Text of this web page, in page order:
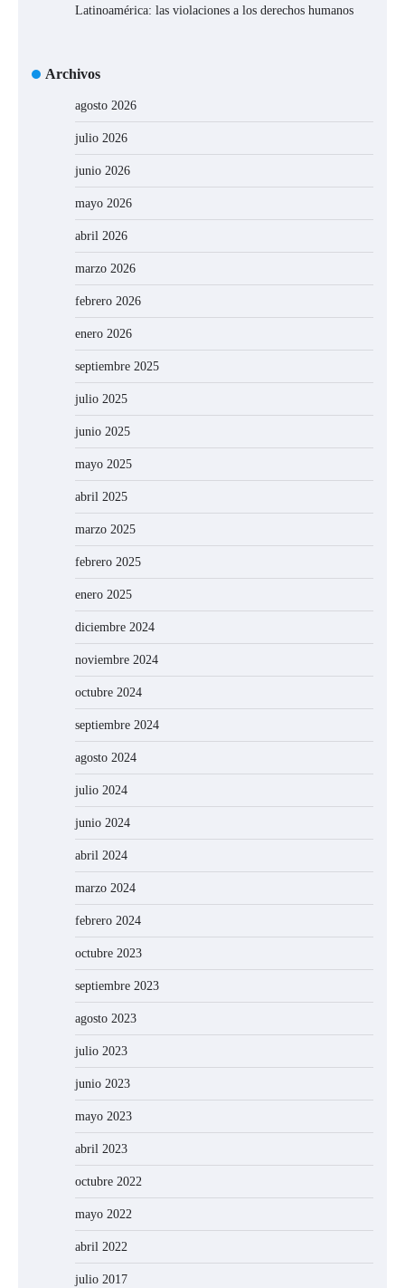
Latinoamérica: las violaciones a los derechos humanos
Archivos
agosto 2026
julio 2026
junio 2026
mayo 2026
abril 2026
marzo 2026
febrero 2026
enero 2026
septiembre 2025
julio 2025
junio 2025
mayo 2025
abril 2025
marzo 2025
febrero 2025
enero 2025
diciembre 2024
noviembre 2024
octubre 2024
septiembre 2024
agosto 2024
julio 2024
junio 2024
abril 2024
marzo 2024
febrero 2024
octubre 2023
septiembre 2023
agosto 2023
julio 2023
junio 2023
mayo 2023
abril 2023
octubre 2022
mayo 2022
abril 2022
julio 2017